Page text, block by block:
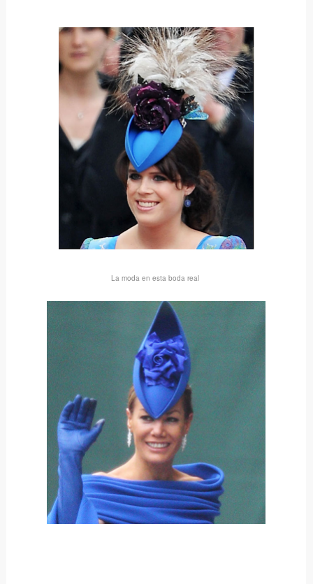
La moda en esta boda real